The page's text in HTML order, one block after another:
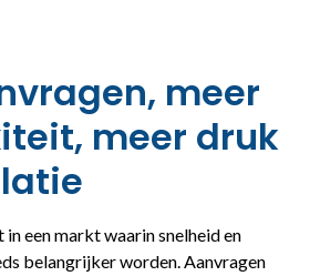
meer
meer druk
in een markt waarin snelheid en
belangrijker worden. Aanvragen